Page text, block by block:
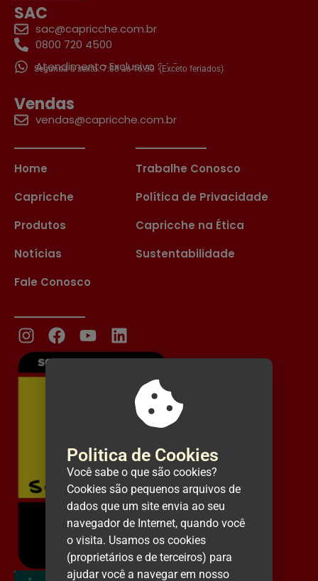
SAC
sac@capricche.com.br
0800 720 4500
Atendimento Exclusivo SAC
Segunda a sexta: 7:30 às 16:30(Exceto feriados)
Vendas
vendas@capricche.com.br
Home
Capricche
Produtos
Notícias
Fale Conosco
Trabalhe Conosco
Política de Privacidade
Capricche na Ética
Sustentabilidade
Politica de Cookies
Você sabe o que são cookies?
Cookies são pequenos arquivos de
dados que um site envia ao seu
navegador de Internet, quando você
o visita. Usamos os cookies
(proprietários e de terceiros) para
ajudar você a navegar em nosso